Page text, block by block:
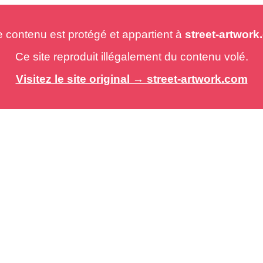
est protégé et appartient à street-
Ce site reproduit illégalement du contenu volé.
Visitez le site original → street-artwork.com